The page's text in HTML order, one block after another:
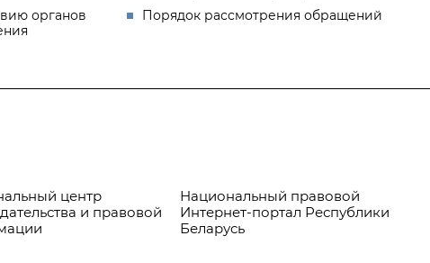
органов
Порядок рассмотрения обращений
центр
и правовой
Национальный правовой
Интернет-портал Республики
Беларусь